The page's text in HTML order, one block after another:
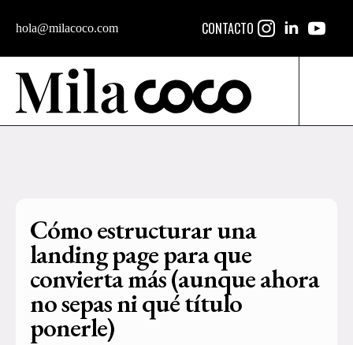
hola@milacoco.com CONTACTO
Cómo estructurar una
landing page para que
convierta más (aunque ahora
no sepas ni qué título
ponerle)